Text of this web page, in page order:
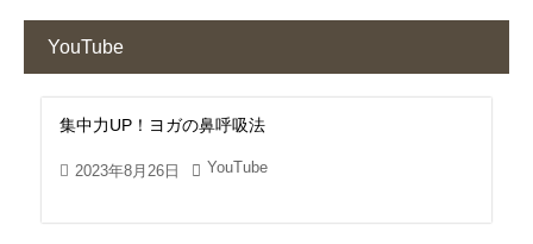
YouTube
集中力UP！ヨガの鼻呼吸法
2023年8月26日 YouTube